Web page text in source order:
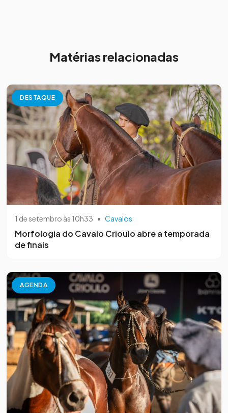
Matérias relacionadas
DESTAQUE
1 de setembro às 10h33 • Cavalos
Morfologia do Cavalo Crioulo abre a temporada
de finais
AGENDA